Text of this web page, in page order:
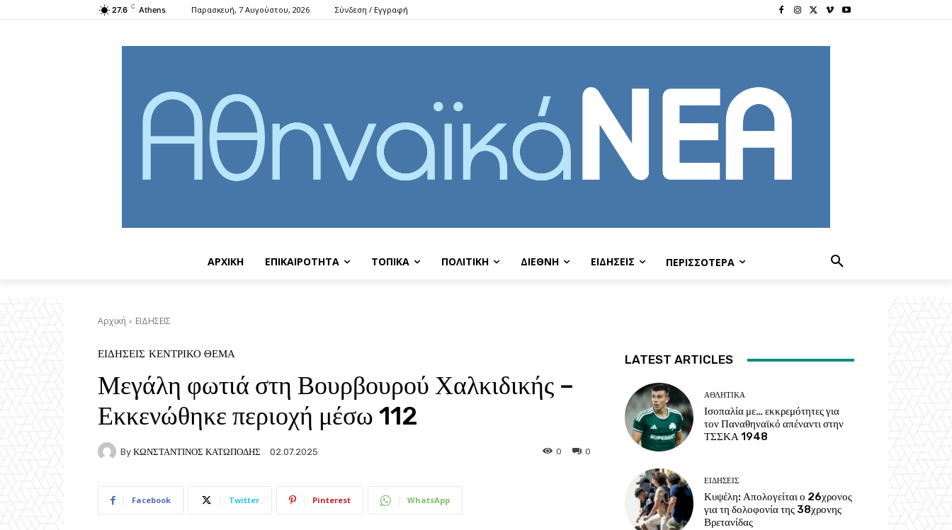
27.6 C Athens Παρασκευή, 7 Αυγούστου, 2026 Σύνδεση / Εγγραφή
ΑΡΧΙΚΗ ΕΠΙΚΑΙΡΟΤΗΤΑ ΤΟΠΙΚΑ ΠΟΛΙΤΙΚΗ ΔΙΕΘΝΗ EIΔΗΣΕΙΣ ΠΕΡΙΣΣΟΤΕΡΑ
Αρχική ΕΙΔΗΣΕΙΣ
ΕΙΔΗΣΕΙΣ ΚΕΝΤΡΙΚΟ ΘΕΜΑ
Μεγάλη φωτιά στη Βουρβουρού Χαλκιδικής –
Εκκενώθηκε περιοχή μέσω 112
By ΚΩΝΣΤΑΝΤΙΝΟΣ ΚΑΤΩΠΟΔΗΣ 02.07.2025 0
0
Facebook Twitter Pinterest WhatsApp
LATEST ARTICLES
ΑΘΛΗΤΙΚΑ
Ισοπαλία με… εκκρεμότητες για
τον Παναθηναϊκό απέναντι στην
ΤΣΣΚΑ 1948
ΕΙΔΗΣΕΙΣ
Κυψέλη: Απολογείται ο 26χρονος
για τη δολοφονία της 38χρονης
Βρετανίδας